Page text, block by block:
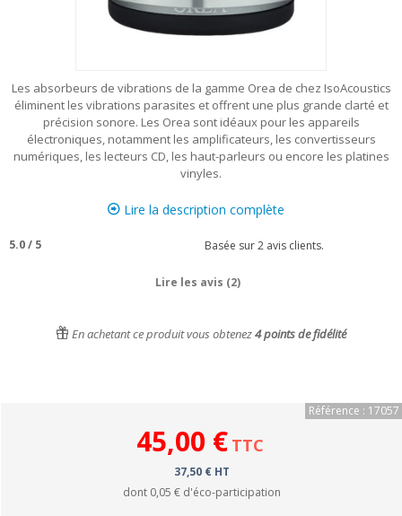
Les absorbeurs de vibrations de la gamme Orea de chez IsoAcoustics
éliminent les vibrations parasites et offrent une plus grande clarté et
précision sonore. Les Orea sont idéaux pour les appareils
électroniques, notamment les amplificateurs, les convertisseurs
numériques, les lecteurs CD, les haut-parleurs ou encore les platines
vinyles.
Lire la description complète
5.0/ 5 Basée sur2 avis clients.
Lire les avis (2)
En achetant ce produit vous obtenez4points de fidélité
Référence : 17057
45,00 € TTC
37,50 € HT
dont 0,05 € d'éco-participation